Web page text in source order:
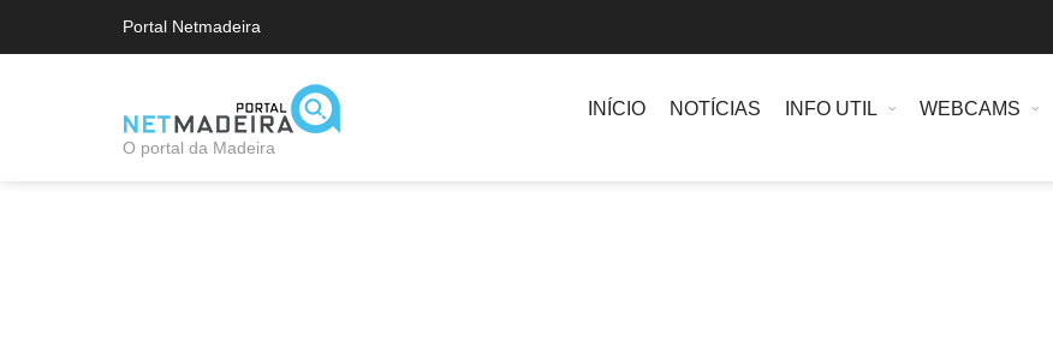
Portal Netmadeira
O portal da Madeira
INÍCIO NOTÍCIAS INFO UTIL WEBCAMS